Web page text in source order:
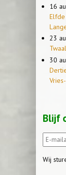
16
Elfde
23
30
Blijf
Wij